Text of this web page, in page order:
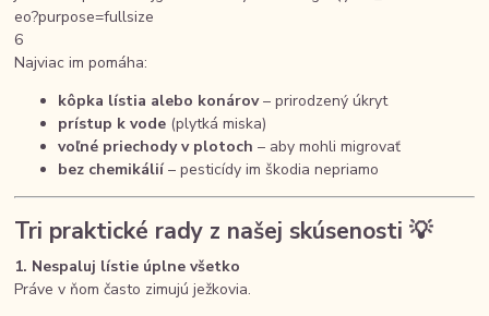
6
Najviac im pomáha:
kôpka lístia alebo konárov– prirodzený úkryt
prístup k vode (plytká miska)
voľné priechody v plotoch – aby mohli migrovať
bez chemikálií– pesticídy im škodia nepriamo
Tri praktické rady z našej skúsenosti 💡
1. Nespaluj lístie úplne všetko
Práve v ňom často zimujú ježkovia.